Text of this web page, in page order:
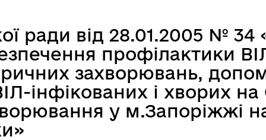
Я - ВЕТЕРАН
ради від 28.01.2005 № 34
профілактики
захворювань,
інфікованих і хворих
у м.Запоріжжі